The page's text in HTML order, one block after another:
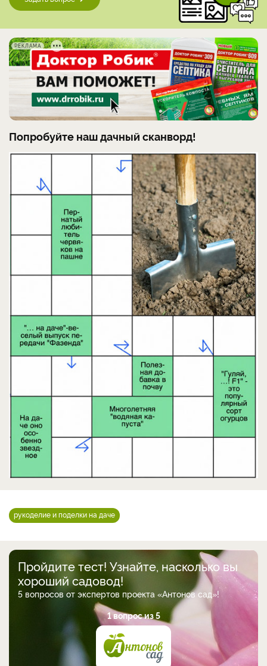
РЕКЛАМА
Попробуйте наш дачный сканворд!
рукоделие и поделки на даче
Пройдите тест! Узнайте, насколько вы
хороший садовод!
5 вопросов от экспертов проекта «Антонов сад»!
1 вопрос из 5